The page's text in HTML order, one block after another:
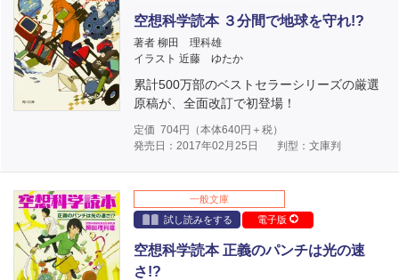
空想科学読本 ３分間で地球を守れ!?
著者 柳田 理科雄
イラスト 近藤 ゆたか
累計500万部のベストセラーシリーズの厳選
原稿が、全面改訂で初登場！
定価 704円（本体640円＋税）
発売日：2017年02月25日
判型：文庫判
一般文庫
試し読みをする
電子版
空想科学読本 正義のパンチは光の速
さ!?